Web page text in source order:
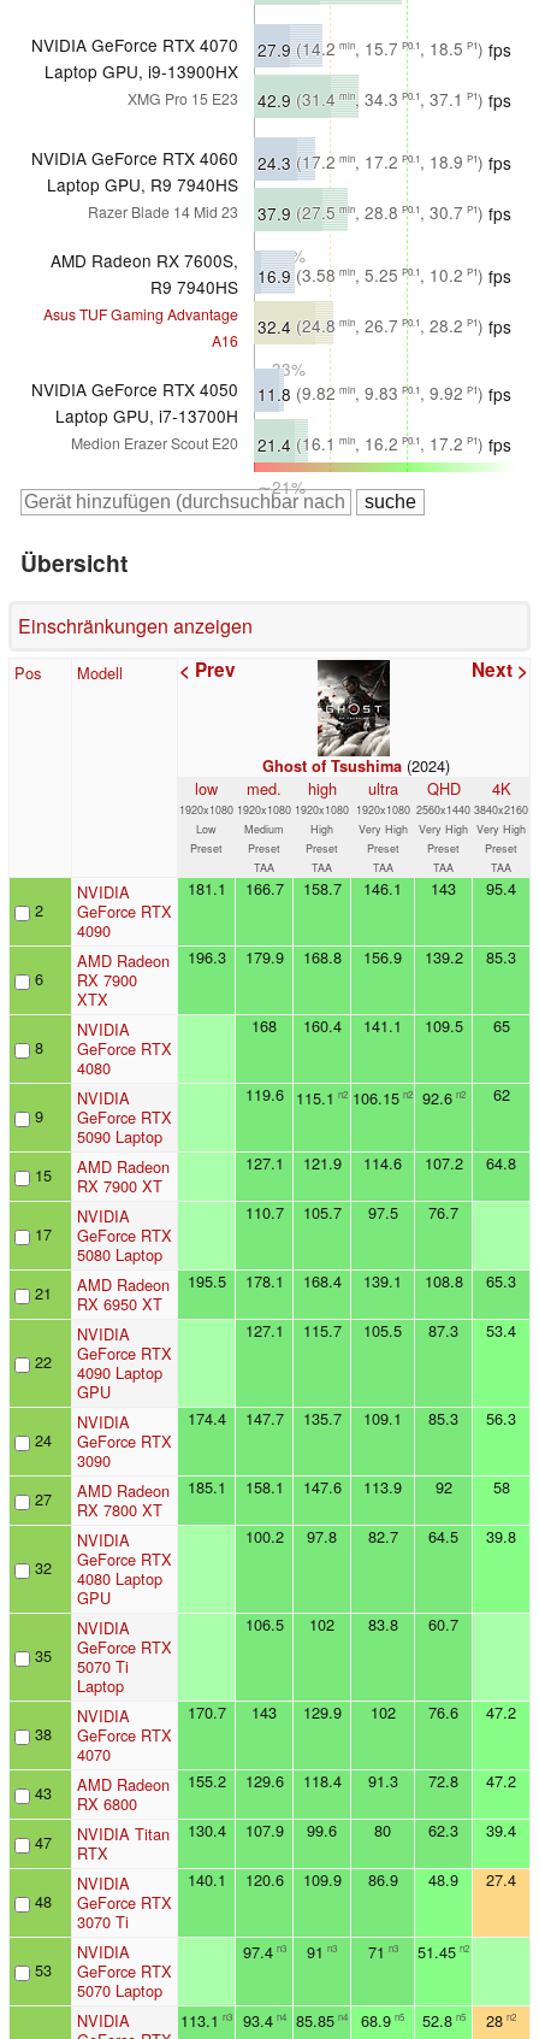
∼58%
NVIDIA GeForce RTX 4070
Laptop GPU, i9-13900HX
XMG Pro 15 E23
27.9(14.2 min, 15.7 P0.1, 18.5 P1) fps
∼43%
42.9 (31.4 min, 34.3 P0.1, 37.1 P1) fps
∼42%
NVIDIA GeForce RTX 4060
Laptop GPU, R9 7940HS
Razer Blade 14 Mid 23
24.3 (17.2 min, 17.2 P0.1, 18.9 P1) fps
∼37%
37.9 (27.5 min, 28.8 P0.1, 30.7 P1) fps
∼37%
AMD Radeon RX 7600S,
R9 7940HS
Asus TUF Gaming Advantage
A16
16.9(3.58 min, 5.25 P0.1, 10.2 P1) fps
∼26%
32.4 (24.8 min, 26.7 P0.1, 28.2 P1) fps
∼33%
NVIDIA GeForce RTX 4050
Laptop GPU, i7-13700H
Medion Erazer Scout E20
11.8 (9.82 min, 9.83 P0.1, 9.92 P1) fps
∼18%
21.4(16.1 min, 16.2 P0.1, 17.2 P1) fps
∼21%
Übersicht
Einschränkungen anzeigen
Pos Modell < Prev Next >
Ghost of Tsushima (2024)
low
1920x1080
Low
Preset
med.
1920x1080
Medium
Preset
TAA
high
1920x1080
High
Preset
TAA
ultra
1920x1080
Very High
Preset
TAA
QHD
2560x1440
Very High
Preset
TAA
4K
3840x2160
Very High
Preset
TAA
2
NVIDIA
GeForce RTX
4090
181.1 166.7 158.7 146.1 143 95.4
6
AMD Radeon
RX 7900
XTX
196.3 179.9 168.8 156.9 139.2 85.3
8
NVIDIA
GeForce RTX
4080
168 160.4 141.1 109.5 65
9
NVIDIA
GeForce RTX
5090 Laptop
119.6 115.1 n2 106.15 n2 92.6 n2 62
15
AMD Radeon
RX 7900 XT
127.1 121.9 114.6 107.2 64.8
17
NVIDIA
GeForce RTX
5080 Laptop
110.7 105.7 97.5 76.7
21
AMD Radeon
RX 6950 XT
195.5 178.1 168.4 139.1 108.8 65.3
22
NVIDIA
GeForce RTX
4090 Laptop
GPU
127.1 115.7 105.5 87.3 53.4
24
NVIDIA
GeForce RTX
3090
174.4 147.7 135.7 109.1 85.3 56.3
27
AMD Radeon
RX 7800 XT
185.1 158.1 147.6 113.9 92 58
32
NVIDIA
GeForce RTX
4080 Laptop
GPU
100.2 97.8 82.7 64.5 39.8
35
NVIDIA
GeForce RTX
5070 Ti
Laptop
106.5 102 83.8 60.7
38
NVIDIA
GeForce RTX
4070
170.7 143 129.9 102 76.6 47.2
43
AMD Radeon
RX 6800
155.2 129.6 118.4 91.3 72.8 47.2
47
NVIDIA Titan
RTX
130.4 107.9 99.6 80 62.3 39.4
48
NVIDIA
GeForce RTX
3070 Ti
140.1 120.6 109.9 86.9 48.9 27.4
53
NVIDIA
GeForce RTX
5070 Laptop
97.4 n3 91 n3 71 n3 51.45 n2
NVIDIA
113.1 n3 93.4 n4 85.85 n4 68.9 n5 52.8 n5 28 n2